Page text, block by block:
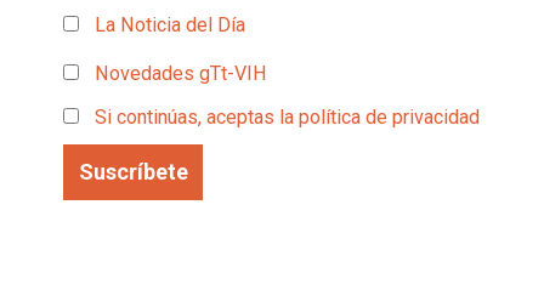
La Noticia del Día
Novedades gTt-VIH
Si continúas, aceptas la política de privacidad